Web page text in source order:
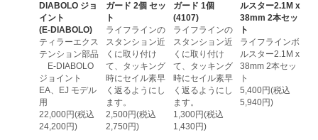
DIABOLO ジョ
イント
(E-DIABOLO)
ティラーエクス
テンション部品
E-DIABOLO
ジョイント
EA、EJ モデル
用
22,000円(税込
24,200円)
ガード 2個 セッ
ト
ライフラインの
スタンション近
くに取り付け
て、タッキング
時にセイル素早
く返るようにし
ます。
2,500円(税込
2,750円)
ガード 1個
(4107)
ライフラインの
スタンション近
くに取り付け
て、タッキング
時にセイル素早
く返るようにし
ます。
1,300円(税込
1,430円)
ルスター2.1M x
38mm 2本セッ
ト
ライフラインボ
ルスター2.1M x
38mm 2本セッ
ト
5,400円(税込
5,940円)